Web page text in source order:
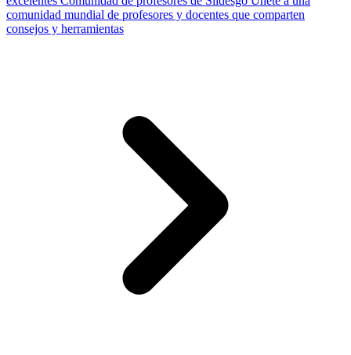
comunidad mundial de profesores y docentes que comparten
consejos y herramientas